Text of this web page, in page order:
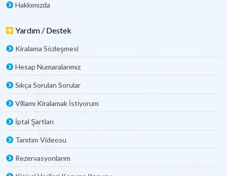
Hakkımızda
Yardım / Destek
Kiralama Sözleşmesi
Hesap Numaralarımız
Sıkça Sorulan Sorular
Villamı Kiralamak İstiyorum
İptal Şartları
Tanıtım Videosu
Rezervasyonlarım